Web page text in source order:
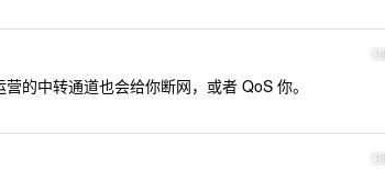
18
的中转通道也会给你断网，或者 QoS 你。
19